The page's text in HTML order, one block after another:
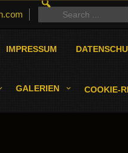
FOR:
Search
for:
IMPRESSUM
GALERIEN COOKIE-